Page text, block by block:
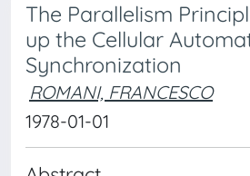
The Parallelism
up the Cellular
Synchronization
ROMANI, FRANCESCO
1978-01-01